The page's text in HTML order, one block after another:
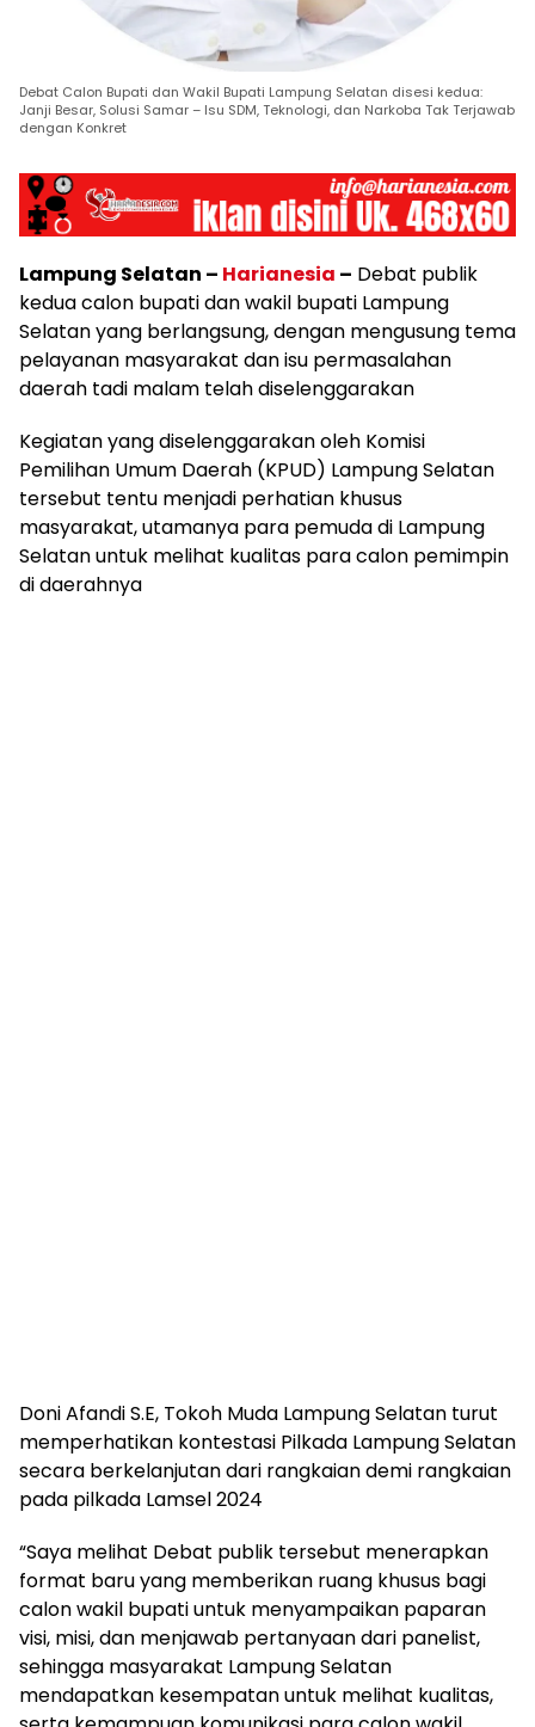
Debat Calon Bupati dan Wakil Bupati Lampung Selatan disesi kedua:
Janji Besar, Solusi Samar – Isu SDM, Teknologi, dan Narkoba Tak Terjawab
dengan Konkret
Lampung Selatan – Harianesia – Debat publik
kedua calon bupati dan wakil bupati Lampung
Selatan yang berlangsung, dengan mengusung tema
pelayanan masyarakat dan isu permasalahan
daerah tadi malam telah diselenggarakan
Kegiatan yang diselenggarakan oleh Komisi
Pemilihan Umum Daerah (KPUD) Lampung Selatan
tersebut tentu menjadi perhatian khusus
masyarakat, utamanya para pemuda di Lampung
Selatan untuk melihat kualitas para calon pemimpin
di daerahnya
Doni Afandi S.E, Tokoh Muda Lampung Selatan turut
memperhatikan kontestasi Pilkada Lampung Selatan
secara berkelanjutan dari rangkaian demi rangkaian
pada pilkada Lamsel 2024
“Saya melihat Debat publik tersebut menerapkan
format baru yang memberikan ruang khusus bagi
calon wakil bupati untuk menyampaikan paparan
visi, misi, dan menjawab pertanyaan dari panelist,
sehingga masyarakat Lampung Selatan
mendapatkan kesempatan untuk melihat kualitas,